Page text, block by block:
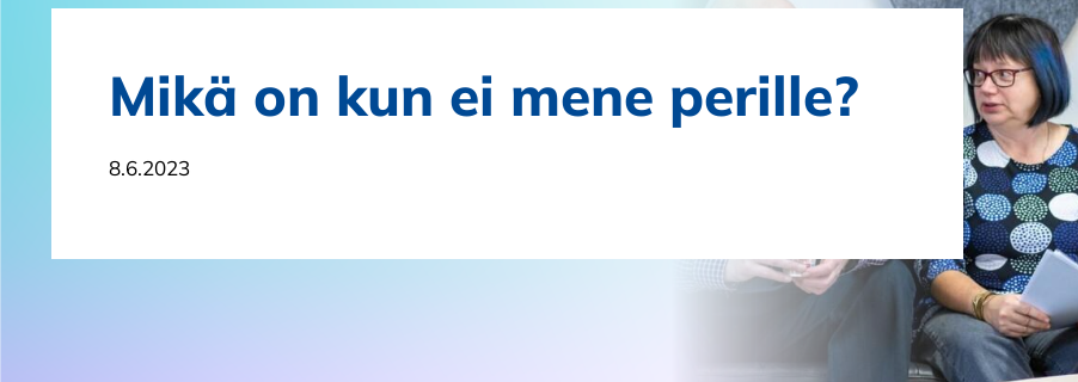
Mikä on kun ei mene perille?
8.6.2023